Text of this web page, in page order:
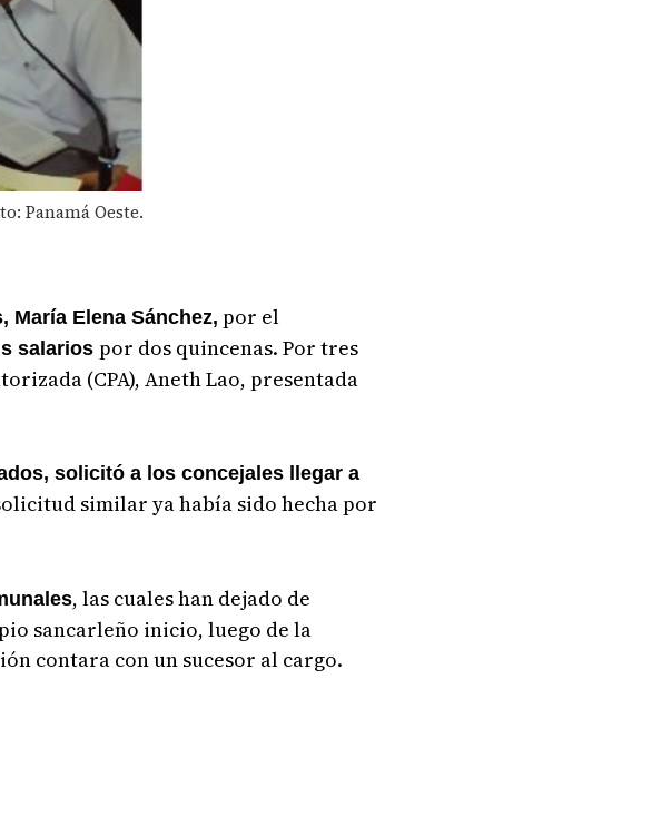
Panamá Oeste.
Elena Sánchez, por el
salariospor dos quincenas.Por tres
(CPA), Aneth Lao, presentada
solicitó a los concejales llegar a
similar ya había sido hecha por
, las cuales han dejado de
sancarleño inicio, luego de la
contara con un sucesor al cargo.